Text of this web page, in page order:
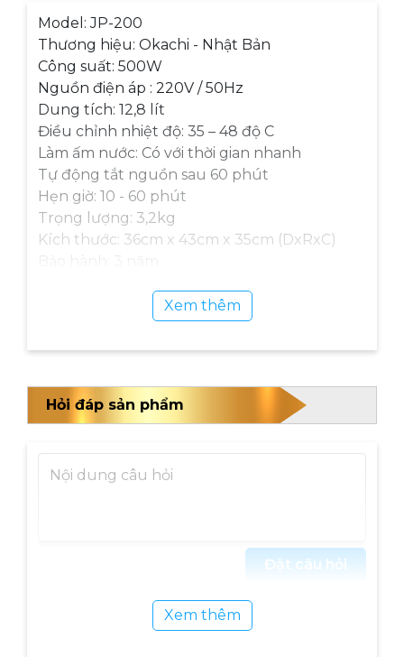
Được thiết kế nhỏ gọn, màu sắc tinh tế có dung
tích lớn đến 12.8L chiều cao 35cm phù hợp mọi
Model: JP-200
Thương hiệu: Okachi - Nhật Bản
Công suất: 500W
Nguồn điện áp : 220V / 50Hz
Dung tích: 12,8 lít
Điều chỉnh nhiệt độ: 35 – 48 độ C
Làm ấm nước: Có với thời gian nhanh
Tự động tắt nguồn sau 60 phút
Hẹn giờ: 10 - 60 phút
Trọng lượng: 3,2kg
Kích thước: 36cm x 43cm x 35cm (DxRxC)
Xem thêm
Hỏi đáp sản phẩm
Đặt câu hỏi
Xem thêm